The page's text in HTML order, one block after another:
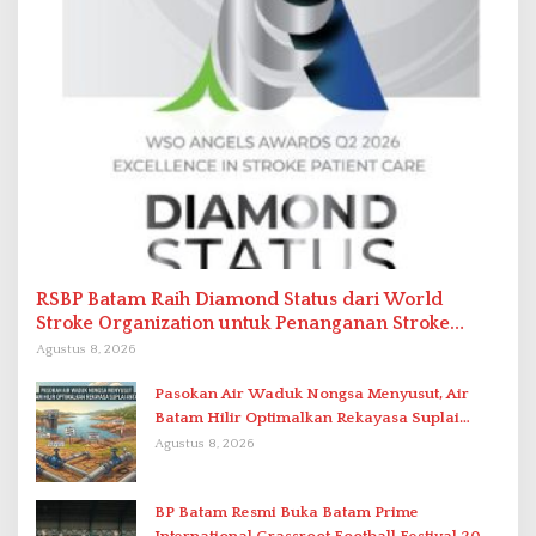
RSBP Batam Raih Diamond Status dari World
Stroke Organization untuk Penanganan Stroke
Berstandar Internasional
Agustus 8, 2026
Pasokan Air Waduk Nongsa Menyusut, Air
Batam Hilir Optimalkan Rekayasa Suplai
Antar-IPAM
Agustus 8, 2026
BP Batam Resmi Buka Batam Prime